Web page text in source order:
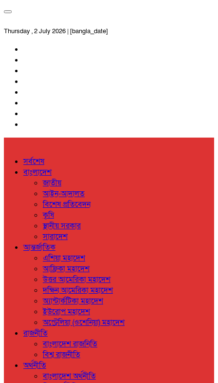
Thursday , 2 July 2026 | [bangla_date]
সর্বশেষ
বাংলাদেশ
জাতীয়
আইন-আদালত
বিশেষ প্রতিবেদন
কৃষি
স্থানীয় সরকার
সারাদেশ
আন্তর্জাতিক
এশিয়া মহাদেশ
আফ্রিকা মহাদেশ
উত্তর আমেরিকা মহাদেশ
দক্ষিন আমেরিকা মহাদেশ
অ্যান্টার্কটিকা মহাদেশ
ইউরোপ মহাদেশ
অস্ট্রেলিয়া (ওশেনিয়া) মহাদেশ
রাজনীতি
বাংলাদেশ রাজনিতি
বিশ্ব রাজনীতি
অর্থনীতি
বাংলাদেশ অর্থনীতি